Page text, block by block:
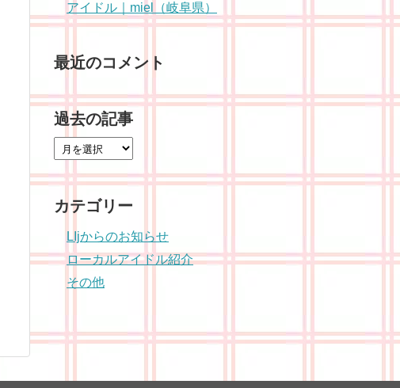
アイドル｜miel（岐阜県）
最近のコメント
過去の記事
カテゴリー
LIjからのお知らせ
ローカルアイドル紹介
その他